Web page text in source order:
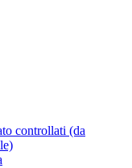
controllati (da